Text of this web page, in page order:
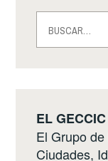
EL GECCIC
El Grupo
Ciudades,